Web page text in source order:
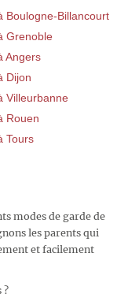
Boulogne-Billancourt
Grenoble
Angers
Dijon
Villeurbanne
Rouen
Tours
modes de garde de
les parents qui
et facilement
?